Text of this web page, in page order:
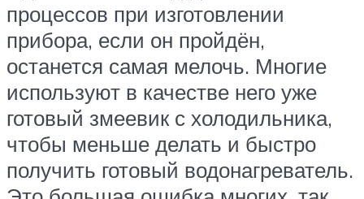
процессов при изготовлении
прибора, если он пройдён,
останется самая мелочь. Многие
используют в качестве него уже
готовый змеевик с холодильника,
чтобы меньше делать и быстро
получить готовый водонагреватель.